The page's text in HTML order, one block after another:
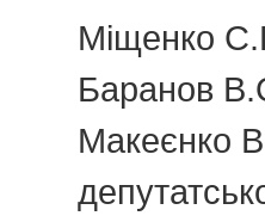
Міщенко
Баранов
Макеєнко